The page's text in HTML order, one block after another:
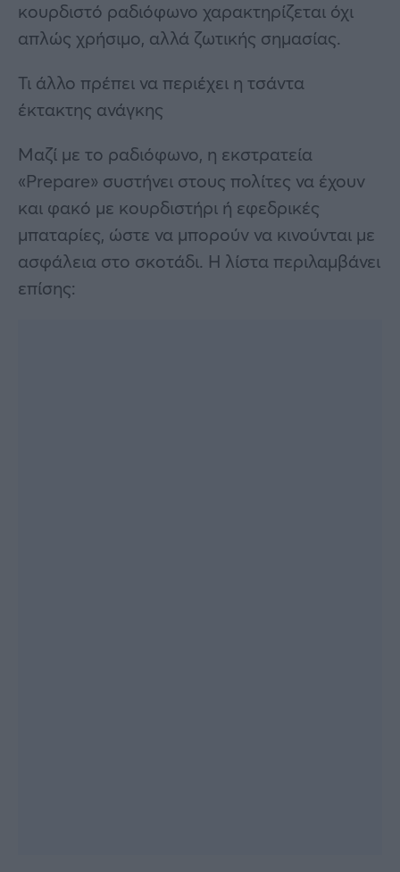
κουρδιστό ραδιόφωνο χαρακτηρίζεται όχι
απλώς χρήσιμο, αλλά ζωτικής σημασίας.
Τι άλλο πρέπει να περιέχει η τσάντα
έκτακτης ανάγκης
Μαζί με το ραδιόφωνο, η εκστρατεία
«Prepare» συστήνει στους πολίτες να έχουν
και φακό με κουρδιστήρι ή εφεδρικές
μπαταρίες, ώστε να μπορούν να κινούνται με
ασφάλεια στο σκοτάδι. Η λίστα περιλαμβάνει
επίσης: